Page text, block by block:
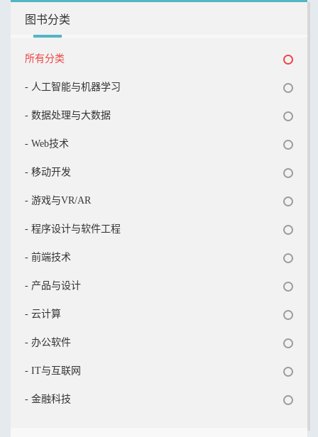
图书分类
所有分类
- 人工智能与机器学习
- 数据处理与大数据
- Web技术
- 移动开发
- 游戏与VR/AR
- 程序设计与软件工程
- 前端技术
- 产品与设计
- 云计算
- 办公软件
- IT与互联网
- 金融科技